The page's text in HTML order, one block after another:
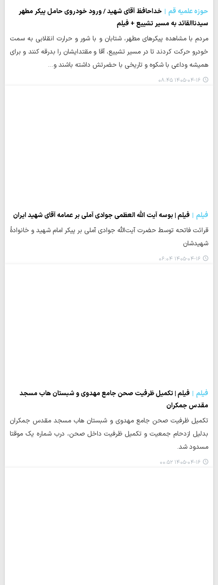
حوزه علمیه قم
خداحافظ آقای شهید / ورود خودروی حامل پیکر مطهر
سیدناالقائد به مسیر تشییع + فیلم
مردم با مشاهده پیکرهای مطهر، شتابان و با شور و حرارت انقلابی به سمت
خودرو حرکت کردند تا در مسیر تشییع، آقا و مقتدایشان را بدرقه کنند و برای
همیشه وداعی با شکوه و تاریخی با حضرتش داشته باشند و…
۱۴۰۵-۰۴-۱۶ ۰۸:۴۵
فیلم
فیلم | بوسه آیت الله العظمی جوادی آملی بر عمامه آقای شهید ایران
قرائت فاتحه توسط حضرت آیت‌الله جوادی آملی بر پیکر امام شهید و خانوادۀ
شهیدشان
۱۴۰۵-۰۴-۱۶ ۰۶:۰۴
فیلم
فیلم | تکمیل ظرفیت صحن جامع مهدوی و شبستان هاب مسجد
مقدس جمکران
تکمیل ظرفیت صحن جامع مهدوی و شبستان هاب مسجد مقدس جمکران
بدلیل ازدحام جمعیت و تکمیل ظرفیت داخل صحن، درب شماره یک موقتا
مسدود شد.
۱۴۰۵-۰۴-۱۶ ۰۰:۵۲